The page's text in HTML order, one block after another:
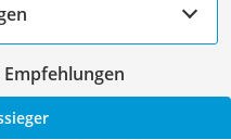
Empfehlungen